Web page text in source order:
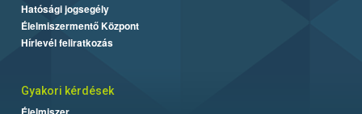
Hatósági jogsegély
Élelmiszermentő Központ
Hírlevél feliratkozás
Gyakori kérdések